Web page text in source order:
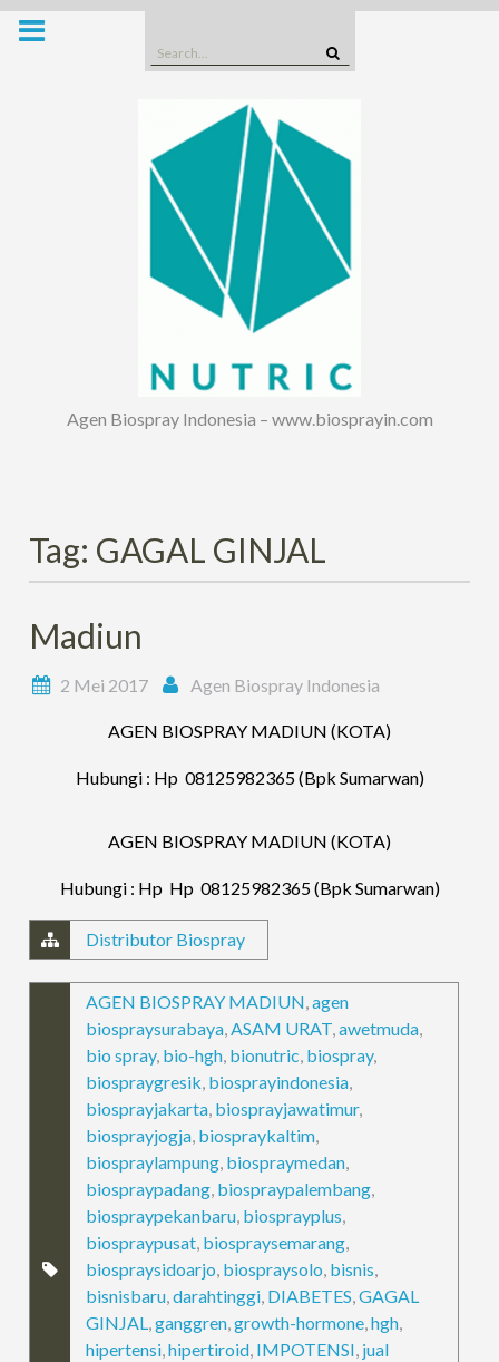
Skip
Search
for:
Agen Biospray Indonesia – www.biosprayin.com
Tag: GAGAL GINJAL
Madiun
2 Mei 2017 Agen Biospray Indonesia
AGEN BIOSPRAY MADIUN (KOTA)
Hubungi : Hp 08125982365 (Bpk Sumarwan)
AGEN BIOSPRAY MADIUN (KOTA)
Hubungi : Hp Hp 08125982365 (Bpk Sumarwan)
Distributor Biospray
AGEN BIOSPRAY MADIUN,agen
biospraysurabaya,ASAM URAT,awetmuda,
bio spray, bio-hgh, bionutric, biospray,
biospraygresik, biosprayindonesia,
biosprayjakarta, biosprayjawatimur,
biosprayjogja, biospraykaltim,
biospraylampung, biospraymedan,
biospraypadang, biospraypalembang,
biospraypekanbaru, biosprayplus,
biospraypusat, biospraysemarang,
biospraysidoarjo, biospraysolo, bisnis,
bisnisbaru,darahtinggi, DIABETES,GAGAL
GINJAL,ganggren,growth-hormone,hgh,
hipertensi,hipertiroid, IMPOTENSI, jual